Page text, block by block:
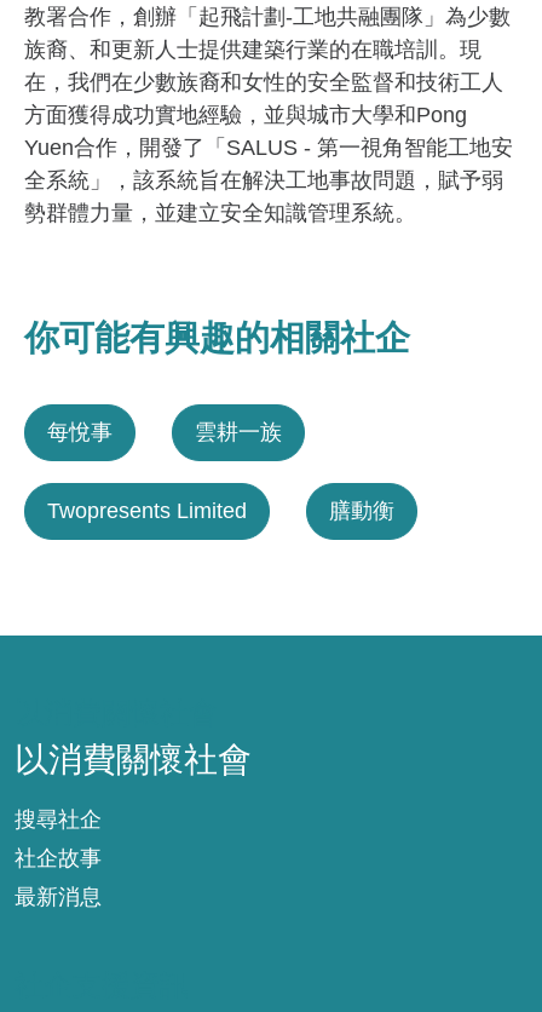
教署合作，創辦「起飛計劃-工地共融團隊」為少數
族裔、和更新人士提供建築行業的在職培訓。現
在，我們在少數族裔和女性的安全監督和技術工人
方面獲得成功實地經驗，並與城市大學和Pong
Yuen合作，開發了「SALUS - 第一視角智能工地安
全系統」，該系統旨在解決工地事故問題，賦予弱
勢群體力量，並建立安全知識管理系統。
你可能有興趣的相關社企
每悅事 雲耕一族
Twopresents Limited 膳動衡
以消費關懷社會
搜尋社企
社企故事
最新消息